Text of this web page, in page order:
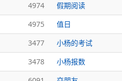
4974
假期阅读
4975
值日
3477
小杨的考试
3478
小杨报数